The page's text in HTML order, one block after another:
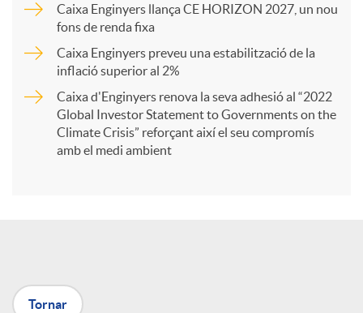
r
X
Caixa Enginyers llança CE HORIZON 2027, un nou
fons de renda fixa
Caixa Enginyers preveu una estabilització de la
inflació superior al 2%
Caixa d'Enginyers renova la seva adhesió al “2022
Global Investor Statement to Governments on the
Climate Crisis” reforçant així el seu compromís
amb el medi ambient
Tornar